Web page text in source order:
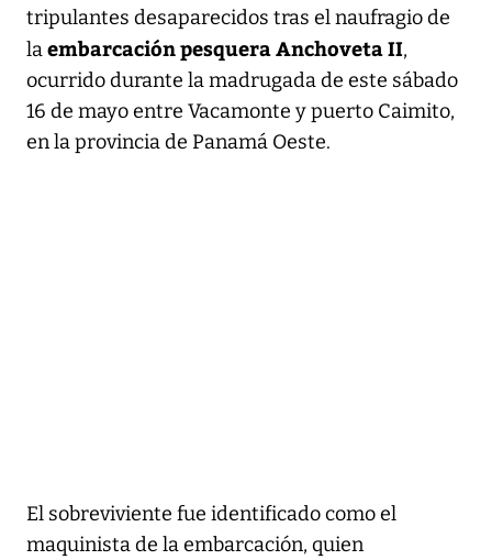
tripulantes desaparecidos tras el naufragio de
laembarcación pesquera Anchoveta II,
ocurrido durante la madrugada de este sábado
16 de mayo entre Vacamonte y puerto Caimito,
en la provincia de Panamá Oeste.
El sobreviviente fue identificado como el
maquinista de la embarcación, quien